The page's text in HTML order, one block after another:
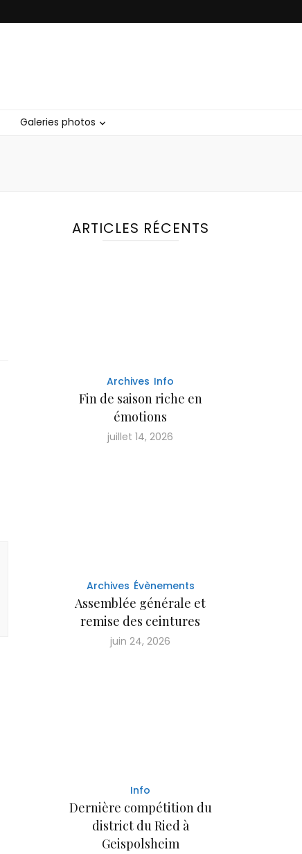
Galeries photos
ARTICLES RÉCENTS
Archives Info
Fin de saison riche en
émotions
juillet 14, 2026
Archives Évènements
Assemblée générale et
remise des ceintures
juin 24, 2026
Info
Dernière compétition du
district du Ried à
Geispolsheim